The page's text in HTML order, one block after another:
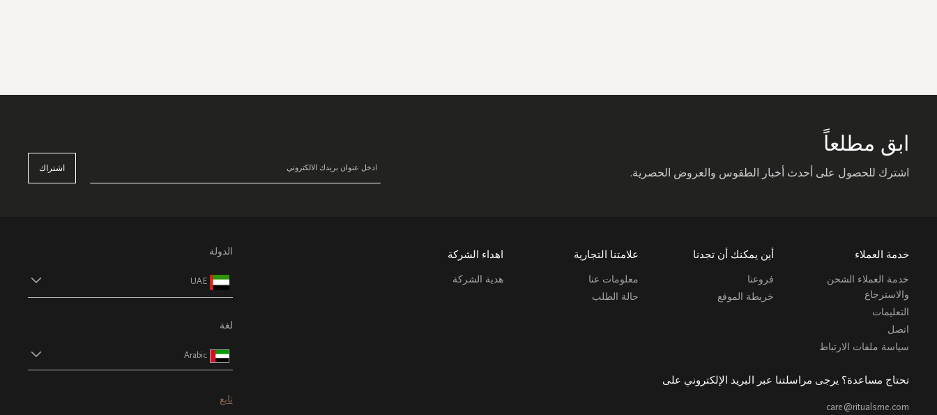
ابق مطلعاً
اشترك للحصول على أحدث أخبار الطقوس والعروض الحصرية. اشتراك
خدمة العملاء
خدمة العملاء الشحن
والاسترجاع
التعليمات
اتصل
سياسة ملفات الارتباط
أين يمكنك أن تجدنا
فروعنا
خريطة الموقع
علامتنا التجارية
معلومات عنا
حالة الطلب
اهداء الشركة
هدية الشركة
تحتاج مساعدة؟ يرجى مراسلتنا عبر البريد الإلكتروني على
care@ritualsme.com
الدولة
UAE
لغة
Arabic
تابع